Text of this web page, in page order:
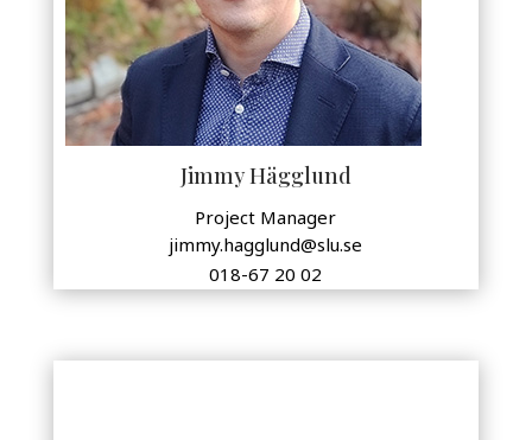
Jimmy Hägglund
Project Manager
jimmy.hagglund@slu.se
018-67 20 02